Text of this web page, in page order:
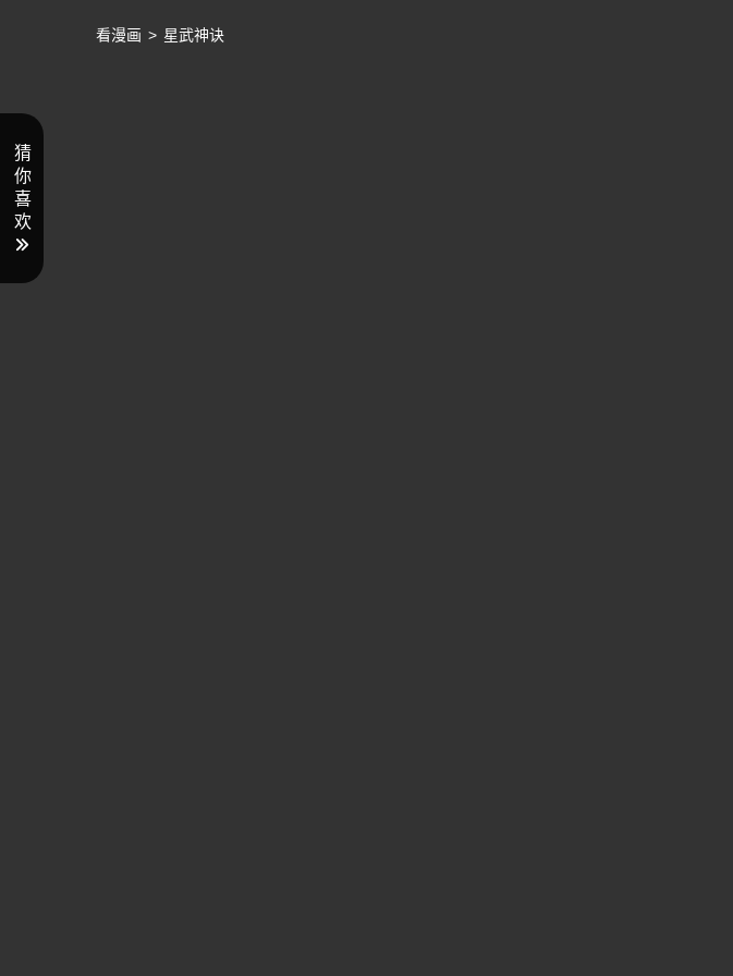
看漫画 > 星武神诀
猜
你
喜
欢